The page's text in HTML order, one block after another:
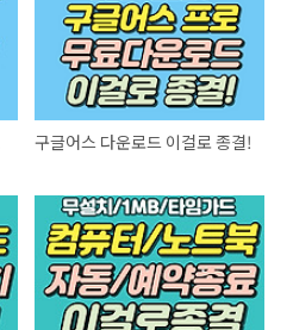
구글어스 다운로드 이걸로 종결!